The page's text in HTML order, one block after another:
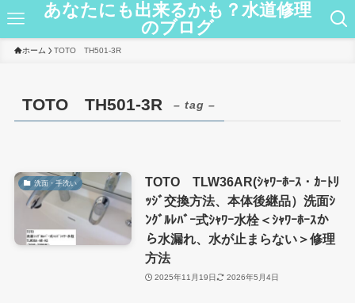
あなたにも出来るかも？水道修理
のブログ
ホーム TOTO TH501-3R
TOTO TH501-3R – tag –
洗面・手洗い
TOTO TLW36AR(ｼｬﾜｰﾎｰｽ・ｶｰﾄﾘ
ｯｼﾞ交換方法、本体後継品）洗面ｼ
ﾝｸﾞﾙﾚﾊﾞｰ式ｼｬﾜｰ水栓＜ｼｬﾜｰﾎｰｽか
ら水漏れ、水が止まらない＞修理
方法
2025年11月19日 2026年5月4日